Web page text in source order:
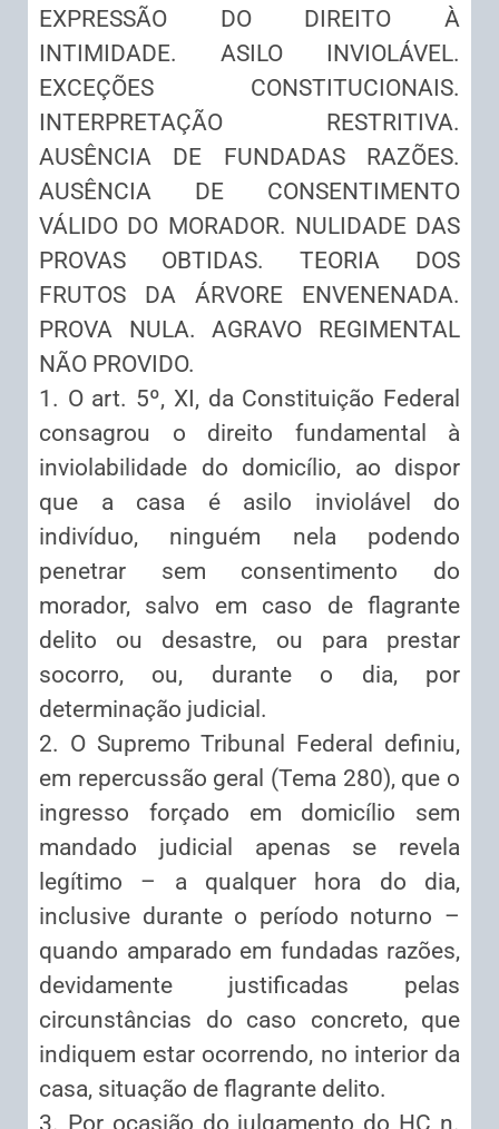
EXPRESSÃO DO DIREITO À
INTIMIDADE. ASILO INVIOLÁVEL.
EXCEÇÕES CONSTITUCIONAIS.
INTERPRETAÇÃO RESTRITIVA.
AUSÊNCIA DE FUNDADAS RAZÕES.
AUSÊNCIA DE CONSENTIMENTO
VÁLIDO DO MORADOR. NULIDADE DAS
PROVAS OBTIDAS. TEORIA DOS
FRUTOS DA ÁRVORE ENVENENADA.
PROVA NULA. AGRAVO REGIMENTAL
NÃO PROVIDO.
1. O art. 5º, XI, da Constituição Federal
consagrou o direito fundamental à
inviolabilidade do domicílio, ao dispor
que a casa é asilo inviolável do
indivíduo, ninguém nela podendo
penetrar sem consentimento do
morador, salvo em caso de flagrante
delito ou desastre, ou para prestar
socorro, ou, durante o dia, por
determinação judicial.
2. O Supremo Tribunal Federal definiu,
em repercussão geral (Tema 280), que o
ingresso forçado em domicílio sem
mandado judicial apenas se revela
legítimo – a qualquer hora do dia,
inclusive durante o período noturno –
quando amparado em fundadas razões,
devidamente justificadas pelas
circunstâncias do caso concreto, que
indiquem estar ocorrendo, no interior da
casa, situação de flagrante delito.